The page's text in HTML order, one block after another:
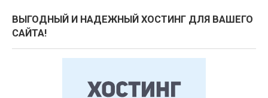
ВЫГОДНЫЙ И НАДЕЖНЫЙ ХОСТИНГ ДЛЯ ВАШЕГО
САЙТА!